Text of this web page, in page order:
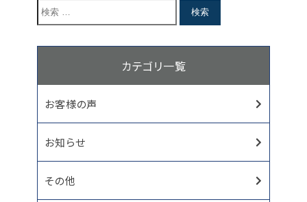
カテゴリ一覧
お客様の声
お知らせ
その他